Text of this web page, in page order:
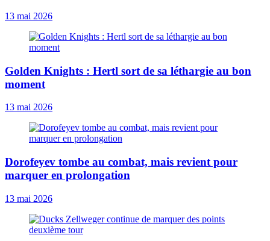
13 mai 2026
Golden Knights : Hertl sort de sa léthargie au bon
moment
13 mai 2026
Dorofeyev tombe au combat, mais revient pour
marquer en prolongation
13 mai 2026